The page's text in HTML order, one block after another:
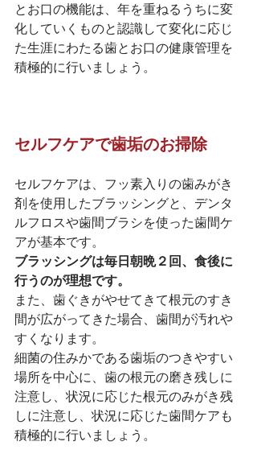
とお口の機能は、年を重ねるうちに変
化していくものと認識して変化に応じ
た生涯にわたる歯とお口の健康管理を
積極的に行いましょう。
セルフケアで歯垢のお掃除
セルフケアは、フッ素入りの歯みがき
剤を使用したブラッシングと、デンタ
ルフロスや歯間ブラシを使った歯間ケ
アが基本です。
ブラッシングは毎日朝晩２回、食後に
行うのが理想です。
また、歯ぐきがやせてきて根元のすき
間が広がってきた場合、歯間が汚れや
すくなります。
細菌の住みかである歯垢のつきやすい
場所を中心に、歯の根元の磨き残しに
注意し、状況に応じた根元のみがき残
しに注意し、状況に応じた歯間ケアも
積極的に行いましょう。